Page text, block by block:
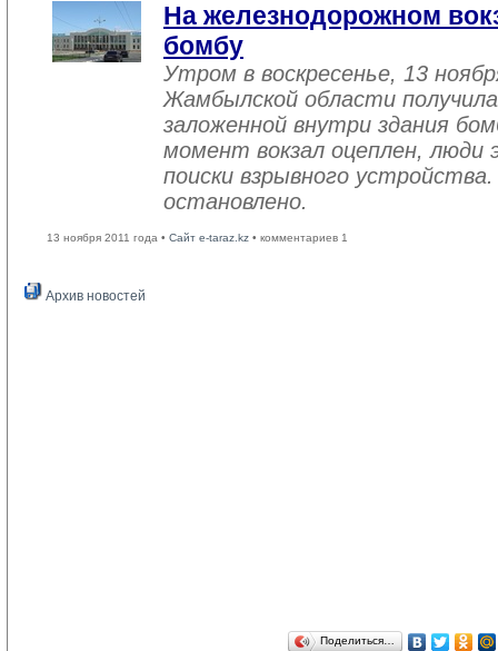
На железнодорожном
бомбу
Утром в воскресенье, 13
Жамбылской области
заложенной внутри здания
момент вокзал оцеплен, люди
поиски взрывного
остановлено.
13 ноября 2011 года • Сайт e-taraz.kz • комментариев 1
Архив новостей
Поделиться…